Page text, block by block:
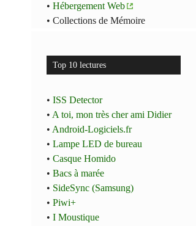
•Hébergement Web
• Collections de Mémoire
Top 10 lectures
•ISS Detector
• A toi, mon très cher ami Didier
• Android-Logiciels.fr
•Lampe LED de bureau
•Casque Homido
•Bacs à marée
• SideSync (Samsung)
•Piwi+
•I Moustique